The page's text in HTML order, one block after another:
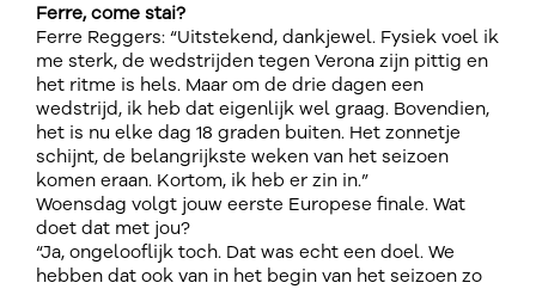
Ferre, come stai?
Ferre Reggers: “Uitstekend, dankjewel. Fysiek voel ik
me sterk, de wedstrijden tegen Verona zijn pittig en
het ritme is hels. Maar om de drie dagen een
wedstrijd, ik heb dat eigenlijk wel graag. Bovendien,
het is nu elke dag 18 graden buiten. Het zonnetje
schijnt, de belangrijkste weken van het seizoen
komen eraan. Kortom, ik heb er zin in.”
Woensdag volgt jouw eerste Europese finale. Wat
doet dat met jou?
“Ja, ongelooflijk toch. Dat was echt een doel. We
hebben dat ook van in het begin van het seizoen zo